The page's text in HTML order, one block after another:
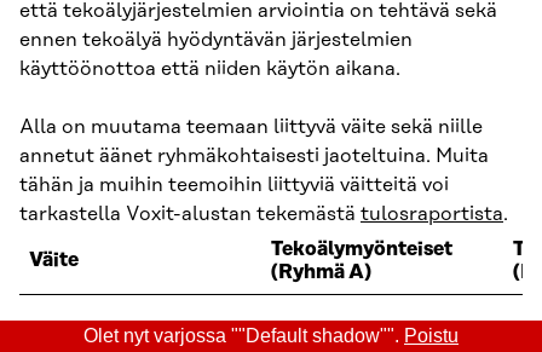
että tekoälyjärjestelmien arviointia on tehtävä sekä
ennen tekoälyä hyödyntävän järjestelmien
käyttöönottoa että niiden käytön aikana.
Alla on muutama teemaan liittyvä väite sekä niille
annetut äänet ryhmäkohtaisesti jaoteltuina. Muita
tähän ja muihin teemoihin liittyviä väitteitä voi
tarkastella Voxit-alustan tekemästä tulosraportista.
Väite
Tekoälymyönteiset
(Ryhmä A)
Tekoälytyökaluja ei
Olet nyt varjossa ""Default shadow"". Poistu